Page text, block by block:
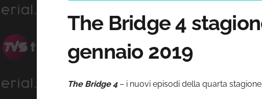
The Bridge 4
gennaio 2019
The Bridge 4– i nuovi episodi della quarta